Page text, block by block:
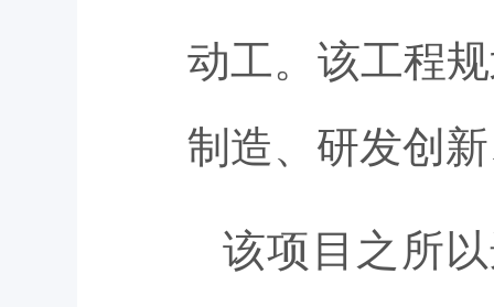
动工。该工程
制造、研发创
该项目之所